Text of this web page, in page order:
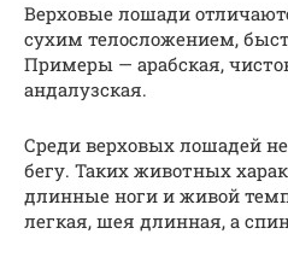
Верховые лошади
сухим телосложением,
Примеры — арабская,
андалузская.
Среди верховых лошадей
бегу. Таких животных
длинные ноги и живой
легкая, шея длинная, а